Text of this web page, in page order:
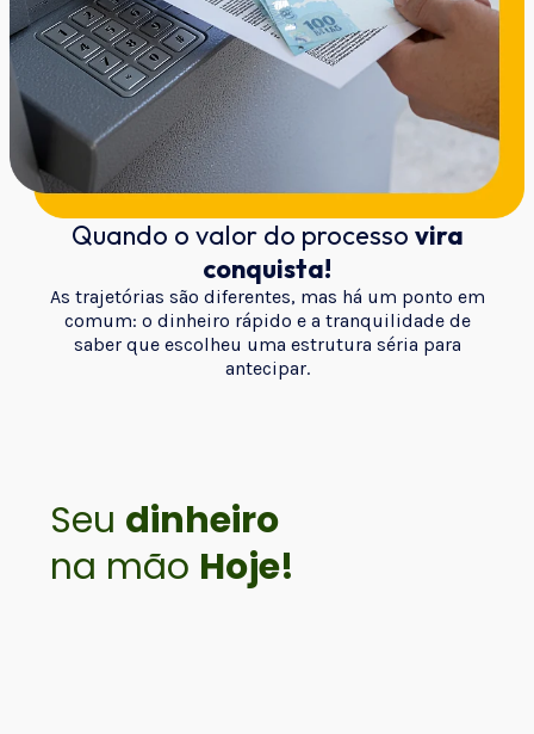
Quando o valor do processo vira
conquista!
As trajetórias são diferentes, mas há um ponto em
comum: o dinheiro rápido e a tranquilidade de
saber que escolheu uma estrutura séria para
antecipar.
Seu dinheiro
na mão Hoje!